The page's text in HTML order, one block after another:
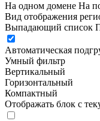
На одном домене На
Вид отображения
Выпадающий список
Автоматическая
Умный фильтр
Вертикальный
Горизонтальный
Компактный
Отображать блок с